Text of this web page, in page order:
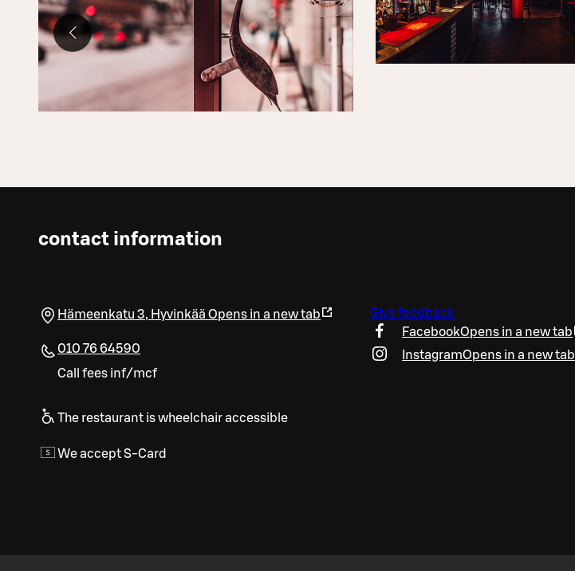
contact information
Hämeenkatu 3, Hyvinkää Opens in a new tab
010 76 64590
Call fees inf/mcf
The restaurant is wheelchair accessible
We accept S-Card
Give feedback
FacebookOpens in a new tab
InstagramOpens in a new tab